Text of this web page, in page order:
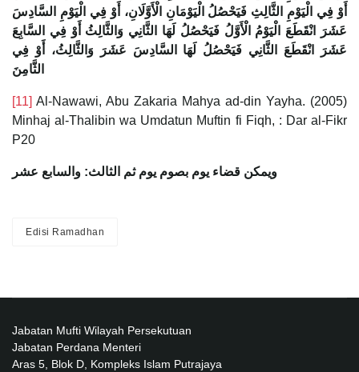
أَوْ فِي الْيَوْمِ الثَّالِثِ فَيَحْصُلُ الْيَوْمَانِ الْأَوَّلَانِ، أَوْ فِي الْيَوْمِ السَّادِسَ
عَشَرَ انْقَطَعَ الْيَوْمُ الْأَوَّلُ فَيَحْصُلُ لَهَا الثَّانِي وَالثَّالِثُ أَوْ فِي السَّابِعَ
عَشَرَ انْقَطَعَ الثَّانِي فَيَحْصُلُ لَهَا السَّادِسَ عَشَرَ وَالثَّالِثُ، أَوْ فِي
الثَّامِنَ
[11] Al-Nawawi, Abu Zakaria Mahya ad-din Yayha. (2005)
Minhaj al-Thalibin wa Umdatun Muftin fi Fiqh, : Dar al-Fikr
P20
ويمكن قضاء يوم بصوم يوم ثم الثالث: والسابع عشر
Edisi Ramadhan
Jabatan Mufti Wilayah Persekutuan
Jabatan Perdana Menteri
Aras 5, Blok D, Kompleks Islam Putrajaya